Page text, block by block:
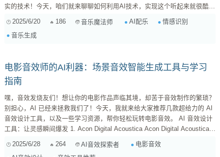
实的技术！今天，咱们就来聊聊如何利用AI技术，实现这个听起来就很酷炫
它“听懂”电影或游戏的情绪变化。这就要用到 情感识别 技术，也就是 情绪
2025/6/20 186 音乐魔法师 AI配乐
情感识别
音乐生成
电影音效师的AI利器：场景音效智能生成工具与学习
指南
嘿，音效发烧友们！想让你的电影作品声临其境，却苦于音效制作的繁琐？
别担心，AI 已经来拯救我们了！今天，我就来给大家推荐几款超给力的 AI
音效设计工具，以及一些学习资源，帮你轻松玩转电影音效。 AI 音效设计
工具：让灵感瞬间爆发 1. Acon Digital Acoustica Acon Digital Acoustica
是一款专业的音频编辑和母带处理软件，它集成了 AI 驱动的工具，可以极
大地提高你的工作效率。Acoustica 的频谱编辑功能非常强大，可以让你精
2025/6/28 264 AI音效探索者
电影音效